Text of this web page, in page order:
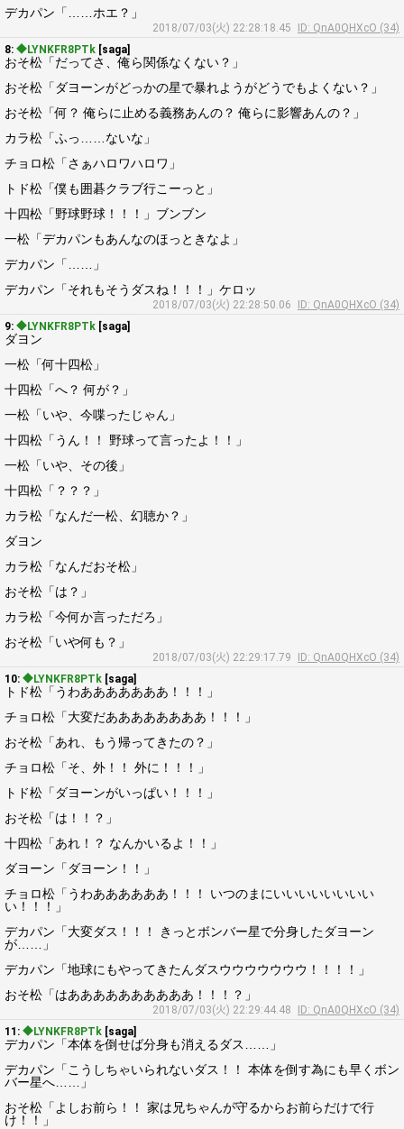
デカパン「……ホエ？」
2018/07/03(火) 22:28:18.45
ID: QnA0QHXcO (34)
8: ◆LYNKFR8PTk [saga]
おそ松「だってさ、俺ら関係なくない？」
おそ松「ダヨーンがどっかの星で暴れようがどうでもよくない？」
おそ松「何？ 俺らに止める義務あんの？ 俺らに影響あんの？」
カラ松「ふっ……ないな」
チョロ松「さぁハロワハロワ」
トド松「僕も囲碁クラブ行こーっと」
十四松「野球野球！！！」ブンブン
一松「デカパンもあんなのほっときなよ」
デカパン「……」
デカパン「それもそうダスね！！！」ケロッ
2018/07/03(火) 22:28:50.06
ID: QnA0QHXcO (34)
9: ◆LYNKFR8PTk [saga]
ダヨン
一松「何十四松」
十四松「へ？ 何が？」
一松「いや、今喋ったじゃん」
十四松「うん！！ 野球って言ったよ！！」
一松「いや、その後」
十四松「？？？」
カラ松「なんだ一松、幻聴か？」
ダヨン
カラ松「なんだおそ松」
おそ松「は？」
カラ松「今何か言っただろ」
おそ松「いや何も？」
2018/07/03(火) 22:29:17.79
ID: QnA0QHXcO (34)
10: ◆LYNKFR8PTk [saga]
トド松「うわあああああああ！！！」
チョロ松「大変だああああああああ！！！」
おそ松「あれ、もう帰ってきたの？」
チョロ松「そ、外！！ 外に！！！」
トド松「ダヨーンがいっぱい！！！」
おそ松「は！！？」
十四松「あれ！？ なんかいるよ！！」
ダヨーン「ダヨーン！！」
チョロ松「うわああああああ！！！ いつのまにいいいいいいいい
い！！！」
デカパン「大変ダス！！！ きっとボンバー星で分身したダヨーン
が……」
デカパン「地球にもやってきたんダスウウウウウウウ！！！！」
おそ松「はああああああああああ！！！？」
2018/07/03(火) 22:29:44.48
ID: QnA0QHXcO (34)
11: ◆LYNKFR8PTk [saga]
デカパン「本体を倒せば分身も消えるダス……」
デカパン「こうしちゃいられないダス！！ 本体を倒す為にも早くボン
バー星へ……」
おそ松「よしお前ら！！ 家は兄ちゃんが守るからお前らだけで行
け！！」